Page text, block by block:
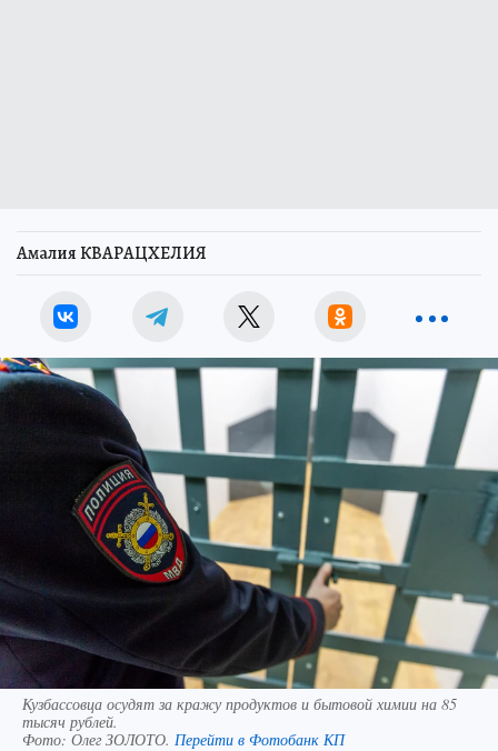
Амалия КВАРАЦХЕЛИЯ
Кузбассовца осудят за кражу продуктов и бытовой химии на 85
тысяч рублей.
Фото: Олег ЗОЛОТО. Перейти в Фотобанк КП